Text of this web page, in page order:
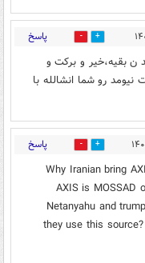
0 پاسخ
بقیه،خیر و برکت و
رو شما انشالله با
0 پاسخ
Why Iranian bring
AXIS is MOSSAD
Netanyahu and
they use this